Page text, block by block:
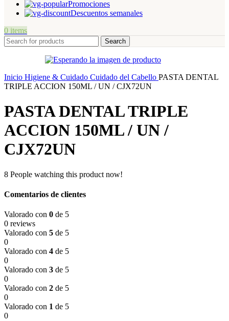
Promociones
Descuentos semanales
0 items
Search
Inicio Higiene & Cuidado Cuidado del Cabello PASTA DENTAL
TRIPLE ACCION 150ML / UN / CJX72UN
PASTA DENTAL TRIPLE
ACCION 150ML / UN /
CJX72UN
8 People watching this product now!
Comentarios de clientes
Valorado con 0 de 5
0 reviews
Valorado con 5 de 5
0
Valorado con 4 de 5
0
Valorado con 3 de 5
0
Valorado con 2 de 5
0
Valorado con 1 de 5
0